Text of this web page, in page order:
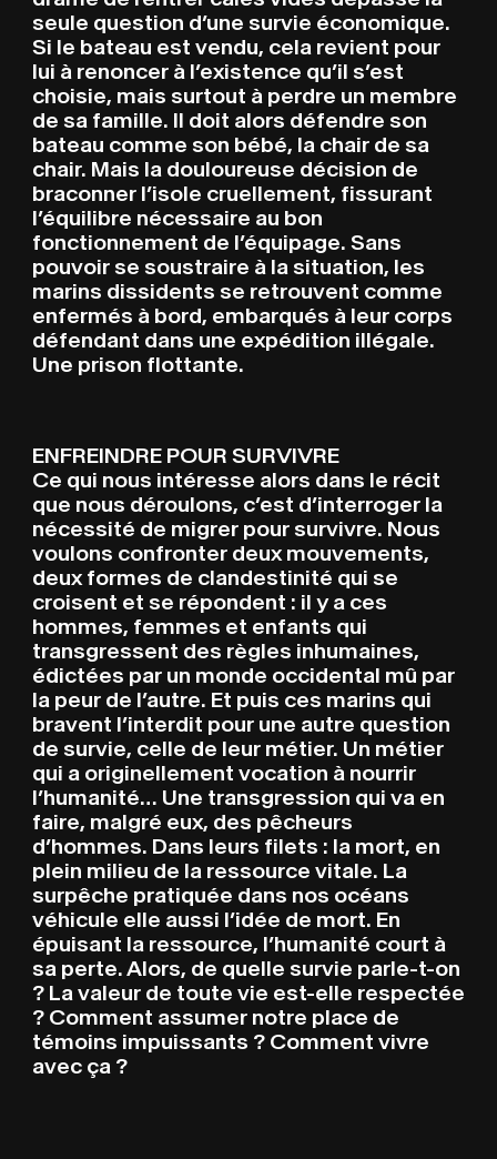
seule question d’une survie économique.
Si le bateau est vendu, cela revient pour
lui à renoncer à l’existence qu’il s’est
choisie, mais surtout à perdre un membre
de sa famille. Il doit alors défendre son
bateau comme son bébé, la chair de sa
chair. Mais la douloureuse décision de
braconner l’isole cruellement, fissurant
l’équilibre nécessaire au bon
fonctionnement de l’équipage. Sans
pouvoir se soustraire à la situation, les
marins dissidents se retrouvent comme
enfermés à bord, embarqués à leur corps
défendant dans une expédition illégale.
Une prison flottante.
ENFREINDRE POUR SURVIVRE
Ce qui nous intéresse alors dans le récit
que nous déroulons, c’est d’interroger la
nécessité de migrer pour survivre. Nous
voulons confronter deux mouvements,
deux formes de clandestinité qui se
croisent et se répondent : il y a ces
hommes, femmes et enfants qui
transgressent des règles inhumaines,
édictées par un monde occidental mû par
la peur de l’autre. Et puis ces marins qui
bravent l’interdit pour une autre question
de survie, celle de leur métier. Un métier
qui a originellement vocation à nourrir
l’humanité… Une transgression qui va en
faire, malgré eux, des pêcheurs
d’hommes. Dans leurs filets : la mort, en
plein milieu de la ressource vitale. La
surpêche pratiquée dans nos océans
véhicule elle aussi l’idée de mort. En
épuisant la ressource, l’humanité court à
sa perte. Alors, de quelle survie parle-t-on
? La valeur de toute vie est-elle respectée
? Comment assumer notre place de
témoins impuissants ? Comment vivre
avec ça ?